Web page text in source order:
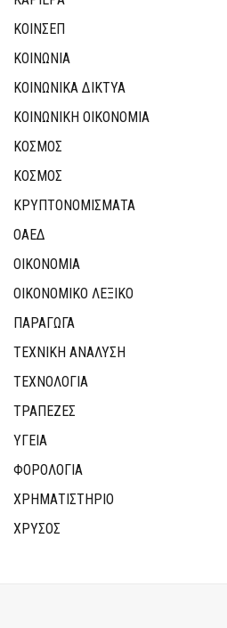
ΚΟΙΝΣΕΠ
ΚΟΙΝΩΝΙΑ
ΚΟΙΝΩΝΙΚΆ ΔΊΚΤΥΑ
ΚΟΙΝΩΝΙΚΉ ΟΙΚΟΝΟΜΊΑ
ΚΟΣΜΟΣ
ΚΟΣΜΟΣ
ΚΡΥΠΤΟΝΟΜΊΣΜΑΤΑ
ΟΑΕΔ
ΟΙΚΟΝΟΜΙΑ
ΟΙΚΟΝΟΜΙΚΟ ΛΕΞΙΚΟ
ΠΑΡΑΓΩΓΑ
ΤΕΧΝΙΚΗ ΑΝΑΛΥΣΗ
ΤΕΧΝΟΛΟΓΙΑ
ΤΡΆΠΕΖΕΣ
ΥΓΕΙΑ
ΦΟΡΟΛΟΓΙΑ
ΧΡΗΜΑΤΙΣΤΗΡΙΟ
ΧΡΥΣΟΣ